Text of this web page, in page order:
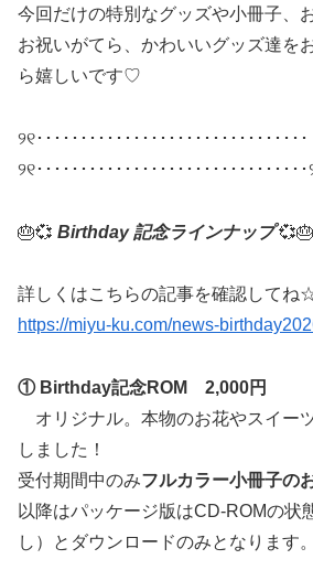
今回だけの特別なグッズや小冊子、
お祝いがてら、かわいいグッズ達を
ら嬉しいです♡
୨୧･･･････････････････････････････
୨୧･･･････････････････････････････
🎂💞 Birthday 記念ラインナップ💞🎂
詳しくはこちらの記事を確認してね
https://miyu-ku.com/news-
① Birthday記念ROM 2,000円
オリジナル。本物のお花やスイー
しました！
受付期間中のみフルカラー小冊子の
以降はパッケージ版はCD-ROMの状
し）とダウンロードのみとなります。